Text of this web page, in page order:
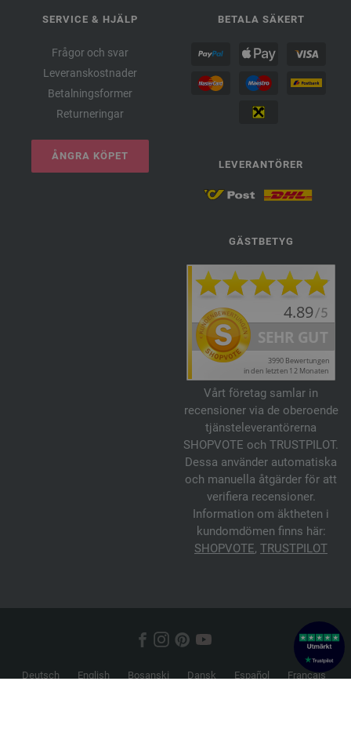
SERVICE & HJÄLP
Frågor och svar
Leveranskostnader
Betalningsformer
Returneringar
ÅNGRA KÖPET
BETALA SÄKERT
LEVERANTÖRER
GÄSTBETYG
Vårt företag samlar in
recensioner via de oberoende
tjänsteleverantörerna
SHOPVOTE och TRUSTPILOT.
Dessa använder automatiska
och manuella åtgärder för att
verifiera recensioner.
Information om äktheten i
kundomdömen finns här:
SHOPVOTE, TRUSTPILOT
Deutsch English Bosanski Dansk Español
Français